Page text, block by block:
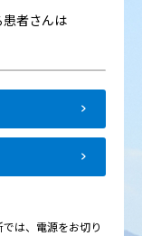
者さんは
は、電源をお切り